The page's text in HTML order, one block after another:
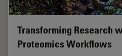
Transforming Research
Proteomics Workflows